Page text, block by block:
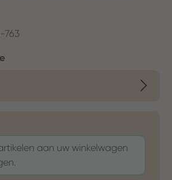
763
aan uw winkelwagen